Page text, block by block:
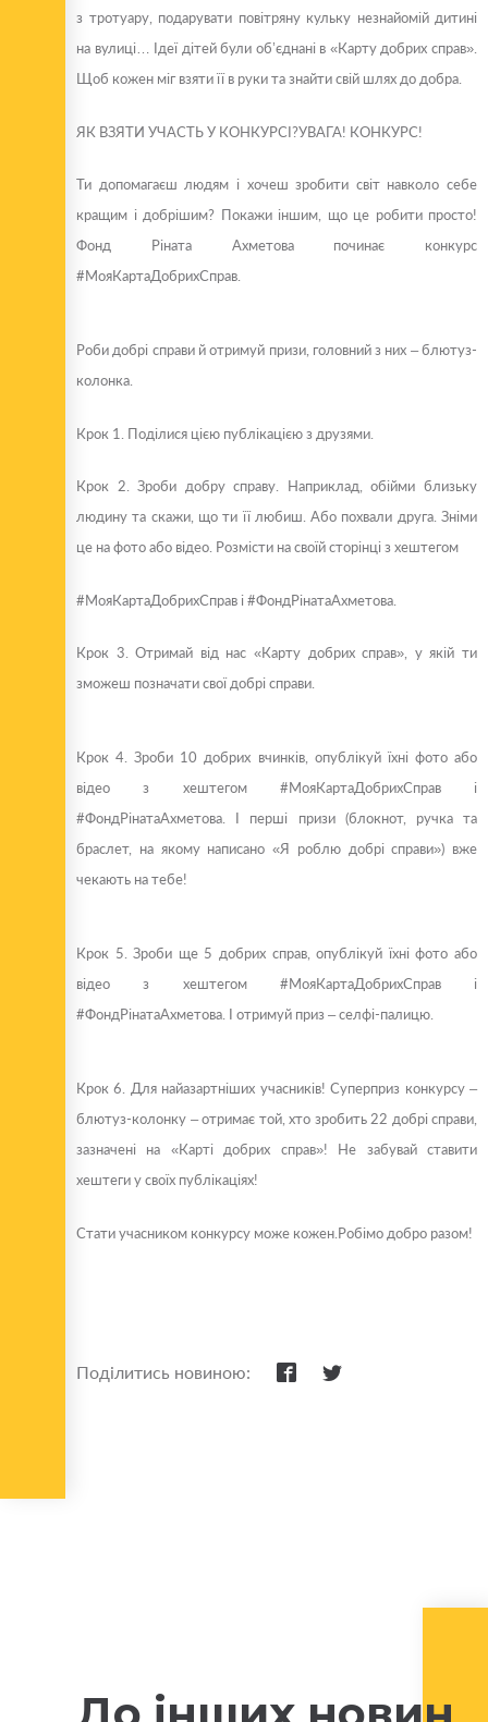
з тротуару, подарувати повітряну кульку незнайомій дитині
на вулиці… Ідеї дітей були об’єднані в «Карту добрих справ».
Щоб кожен міг взяти її в руки та знайти свій шлях до добра.
ЯК ВЗЯТИ УЧАСТЬ У КОНКУРСІ?УВАГА! КОНКУРС!
Ти допомагаєш людям і хочеш зробити світ навколо себе
кращим і добрішим? Покажи іншим, що це робити просто!
Фонд Ріната Ахметова починає конкурс
#МояКартаДобрихСправ.
Роби добрі справи й отримуй призи, головний з них – блютуз-
колонка.
Крок 1. Поділися цією публікацією з друзями.
Крок 2. Зроби добру справу. Наприклад, обійми близьку
людину та скажи, що ти її любиш. Або похвали друга. Зніми
це на фото або відео. Розмісти на своїй сторінці з хештегом
#МояКартаДобрихСправ і #ФондРінатаАхметова.
Крок 3. Отримай від нас «Карту добрих справ», у якій ти
зможеш позначати свої добрі справи.
Крок 4. Зроби 10 добрих вчинків, опублікуй їхні фото або
відео з хештегом #МояКартаДобрихСправ і
#ФондРінатаАхметова. І перші призи (блокнот, ручка та
браслет, на якому написано «Я роблю добрі справи») вже
чекають на тебе!
Крок 5. Зроби ще 5 добрих справ, опублікуй їхні фото або
відео з хештегом #МояКартаДобрихСправ і
#ФондРінатаАхметова. І отримуй приз – селфі-палицю.
Крок 6. Для найазартніших учасників! Суперприз конкурсу –
блютуз-колонку – отримає той, хто зробить 22 добрі справи,
зазначені на «Карті добрих справ»! Не забувай ставити
хештеги у своїх публікаціях!
Стати учасником конкурсу може кожен.Робімо добро разом!
Поділитись новиною: